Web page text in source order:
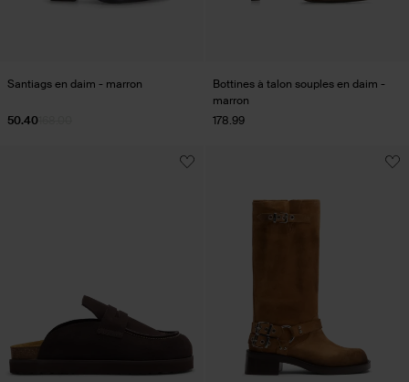
Santiags en daim - marron
50.40
Bottines à talon souples en daim -
marron
178.99